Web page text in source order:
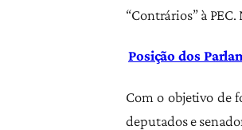
“Contrários” à
Posição dos
Com o objetivo de
deputados e